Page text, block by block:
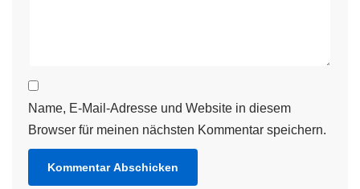
Name, E-Mail-Adresse und Website in diesem
Browser für meinen nächsten Kommentar speichern.